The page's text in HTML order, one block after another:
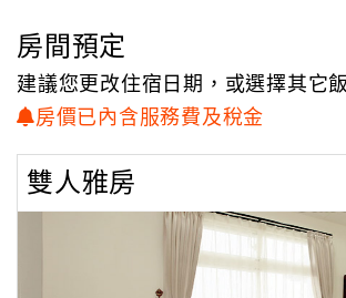
地
圖
顧
務
房間預定
建議您更改住宿日期，或選擇其它
房價已內含服務費及稅金
雙人雅房